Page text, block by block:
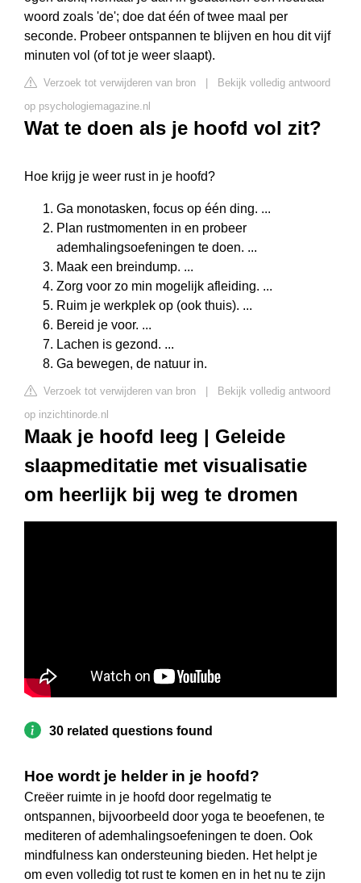
woord zoals 'de'; doe dat één of twee maal per
seconde. Probeer ontspannen te blijven en hou dit vijf
minuten vol (of tot je weer slaapt).
Verzoek tot verwijderen van bron
Bekijk volledig antwoord
op psychologiemagazine.nl
Wat te doen als je hoofd vol zit?
Hoe krijg je weer rust in je hoofd?
Ga monotasken, focus op één ding. ...
Plan rustmomenten in en probeer
ademhalingsoefeningen te doen. ...
Maak een breindump. ...
Zorg voor zo min mogelijk afleiding. ...
Ruim je werkplek op (ook thuis). ...
Bereid je voor. ...
Lachen is gezond. ...
Ga bewegen, de natuur in.
Verzoek tot verwijderen van bron
Bekijk volledig antwoord
op inzichtinorde.nl
Maak je hoofd leeg | Geleide
slaapmeditatie met visualisatie
om heerlijk bij weg te dromen
30 related questions found
Hoe wordt je helder in je hoofd?
Creëer ruimte in je hoofd door regelmatig te
ontspannen, bijvoorbeeld door yoga te beoefenen, te
mediteren of ademhalingsoefeningen te doen. Ook
mindfulness kan ondersteuning bieden. Het helpt je
om even volledig tot rust te komen en in het nu te zijn